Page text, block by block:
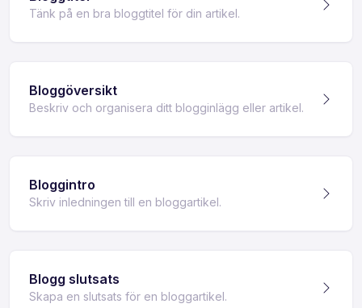
Tänk på en bra bloggtitel för din artikel.
Bloggöversikt
Beskriv och organisera ditt blogginlägg eller artikel.
Bloggintro
Skriv inledningen till en bloggartikel.
Blogg slutsats
Skapa en slutsats för en bloggartikel.